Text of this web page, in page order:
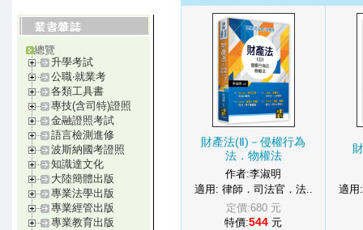
總覽
升學考試
公職‧就業考
各類工具書
專技(含司特)證照
金融證照考試
語言檢測進修
波斯納國考證照
知識達文化
大陸簡體出版
專業法學出版
專業經管出版
專業教育出版
財產法(Ⅱ)－侵權行為
法．物權法
作者:李淑明
適用: 律師．司法官．法..
定價:680 元
特價:544 元
適用